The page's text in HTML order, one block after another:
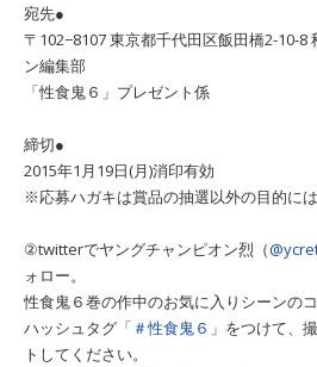
宛先●
〒102−8107 東京都千代田区飯田橋2-10-8
ン編集部
「性食鬼６」プレゼント係
締切●
2015年1月19日(月)消印有効
※応募ハガキは賞品の抽選以外の目的には
②twitterでヤングチャンピオン烈（
ォロー。
性食鬼６巻の作中のお気に入りシーンのコ
ハッシュタグ「 ＃性食鬼６ 」をつけて、
トしてください。